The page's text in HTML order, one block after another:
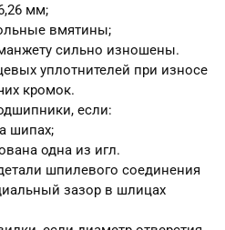
мм;
вмятины;
сильно изношены.
уплотнителей при износе
кромок.
если:
шипах;
одна из игл.
шпилевого соединения
зазор в шлицах